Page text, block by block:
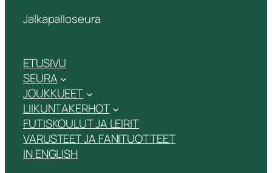
Jalkapalloseura
ETUSIVU
SEURA
JOUKKUEET
LIIKUNTAKERHOT
FUTISKOULUT JA LEIRIT
VARUSTEET JA FANITUOTTEET
IN ENGLISH